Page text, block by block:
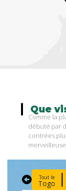
Que
Comme la
débuté par
contrées
Tout le
Togo